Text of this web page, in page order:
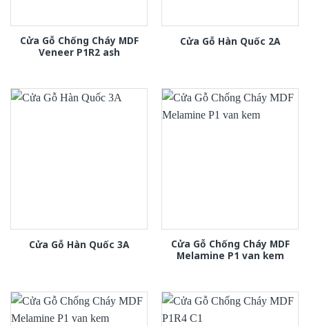
Cửa Gỗ Chống Cháy MDF
Veneer P1R2 ash
Cửa Gỗ Hàn Quốc 2A
Cửa Gỗ Hàn Quốc 3A
Cửa Gỗ Chống Cháy MDF
Melamine P1 van kem